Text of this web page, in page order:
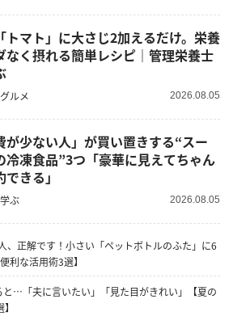
トマト」に大さじ2加えるだけ。栄養
なく摂れる簡単レシピ｜管理栄養士
ルメ 2026.08.05
が少ない人」が買い置きする“スー
冷凍食品”3つ「豪華に見えてちゃん
できる」
ぶ 2026.08.05
、正解です！小さい「ペットボトルのふた」に6
利な活用術3選】
…「夫に言いたい」「見た目がきれい」【夏の